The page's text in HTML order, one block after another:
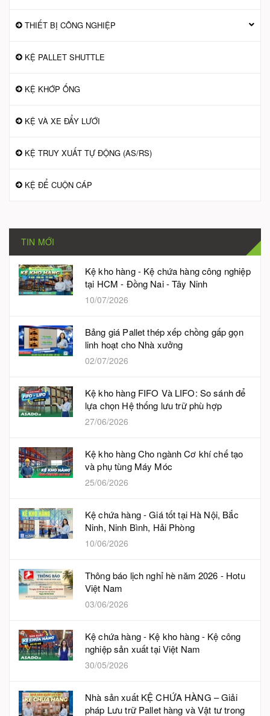
THIẾT BỊ CÔNG NGHIỆP
KỆ PALLET SHUTTLE
KỆ KHỚP ỐNG
KỆ VÀ XE ĐẨY LƯỚI
KỆ TRUY XUẤT TỰ ĐỘNG (AS/RS)
KỆ ĐỂ CUỘN CÁP
TIN MỚI
Kệ kho hàng - Kệ chứa hàng công nghiệp
tại HCM - Đồng Nai - Tây Ninh
10/07/2026
Bảng giá Pallet thép xếp chồng gấp gọn
linh hoạt cho Nhà xưởng
02/07/2026
Kệ kho hàng FIFO Và LIFO: So sánh để
lựa chọn Hệ thống lưu trữ phù hợp
27/06/2026
Kệ kho hàng Cho ngành Cơ khí chế tạo
và phụ tùng Máy Móc
25/06/2026
Kệ chứa hàng - Giá tốt tại Hà Nội, Bắc
Ninh, Ninh Bình, Hải Phòng
10/06/2026
Thông báo lịch nghỉ hè năm 2026 - Hotu
Việt Nam
03/06/2026
Kệ chứa hàng - Kệ kho hàng - Kệ công
nghiệp sản xuất tại Việt Nam
30/05/2026
Nhà sản xuất KỆ CHỨA HÀNG – Giải
pháp Lưu trữ Pallet hàng và Vật tư trong